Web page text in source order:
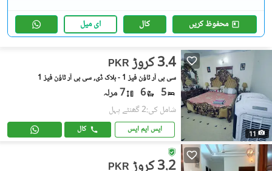
محفوظ کریں کال ای میل
11
PKR 3.4 کروڑ
سی بی آر ٹاؤن فیز 1 - بلاک ڈی, سی بی آر ٹاؤن فیز 1
5
6 7 مرلہ
شامل کی:2 گھنٹے پہل
ایس ایم ایس کال